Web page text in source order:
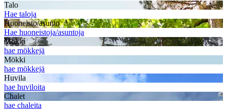
Talo
Hae taloja
Huoneisto/asunto
Hae huoneistoja/asuntoja
Mökki
hae mökkejä
Mökki
hae mökkejä
Huvila
hae huviloita
Chalet
hae chaleita